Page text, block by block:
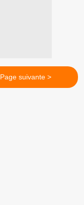
Page suivante >